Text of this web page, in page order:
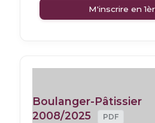
M'inscrire en
Boulanger-Pâtissier
2008/2025
PDF